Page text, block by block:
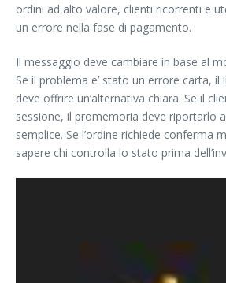
ordini ad alto valore, clienti ricorrenti e
un errore nella fase di pagamento.
Il messaggio deve cambiare in base al
Se il problema e’ stato un errore carta, il
deve offrire un’alternativa chiara. Se il
sessione, il promemoria deve riportarlo
semplice. Se l’ordine richiede conferma
sapere chi controlla lo stato prima